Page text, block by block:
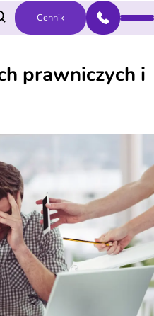
Cennik
prawniczych i